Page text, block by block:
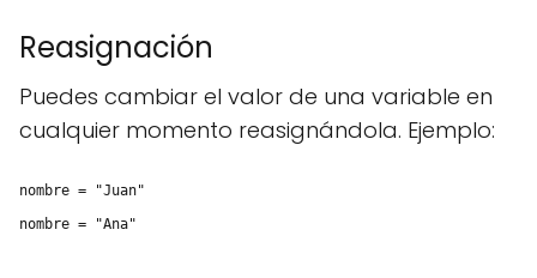
Reasignación
Puedes cambiar el valor de una variable en
cualquier momento reasignándola. Ejemplo:
nombre = "Juan"
nombre = "Ana"